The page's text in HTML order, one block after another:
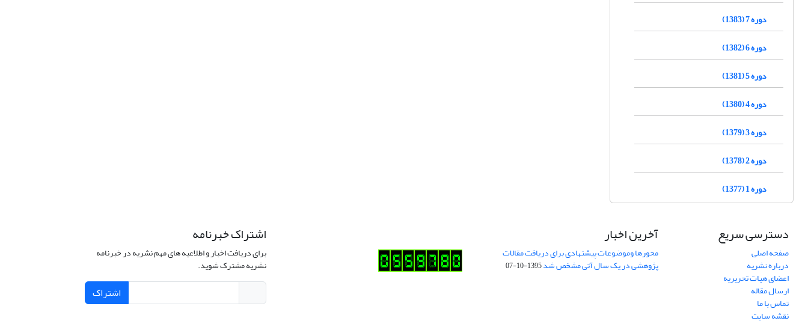
دوره 7 (1383)
دوره 6 (1382)
دوره 5 (1381)
دوره 4 (1380)
دوره 3 (1379)
دوره 2 (1378)
دوره 1 (1377)
دسترسی سریع
صفحه اصلی
درباره نشریه
اعضای هیات تحریریه
ارسال مقاله
تماس با ما
نقشه سایت
آخرین اخبار
محورها وموضوعات پیشنهادی برای دریافت مقالات
پژوهشی در یک سال آتی مشخص شد1395-10-07
اشتراک خبرنامه
برای دریافت اخبار و اطلاعیه های مهم نشریه در خبرنامه
نشریه مشترک شوید.
اشتراک